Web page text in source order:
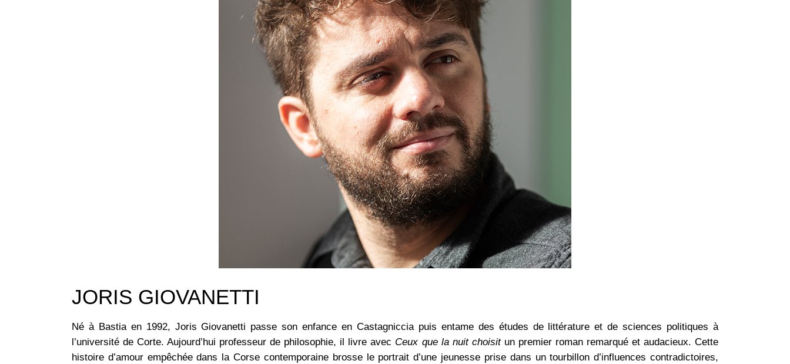
JORIS GIOVANETTI
Né à Bastia en 1992, Joris Giovanetti passe son enfance en Castagniccia puis entame des études de littérature et de sciences politiques à
l’université de Corte. Aujourd’hui professeur de philosophie, il livre avec Ceux que la nuit choisitun premier roman remarqué et audacieux. Cette
histoire d’amour empêchée dans la Corse contemporaine brosse le portrait d’une jeunesse prise dans un tourbillon d’influences contradictoires,